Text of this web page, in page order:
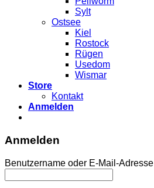
Sylt
Ostsee
Kiel
Rostock
Rügen
Usedom
Wismar
Store
Kontakt
Anmelden
Anmelden
Benutzername oder E-Mail-Adresse